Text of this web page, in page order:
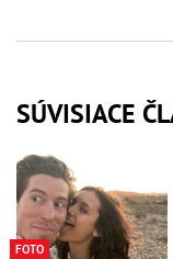
SÚVISIACE
FOTO